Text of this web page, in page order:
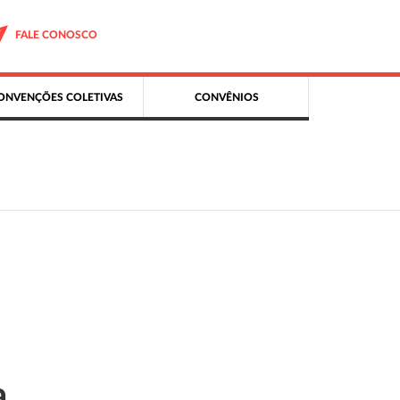
FALE CONOSCO
COLETIVAS CONVÊNIOS